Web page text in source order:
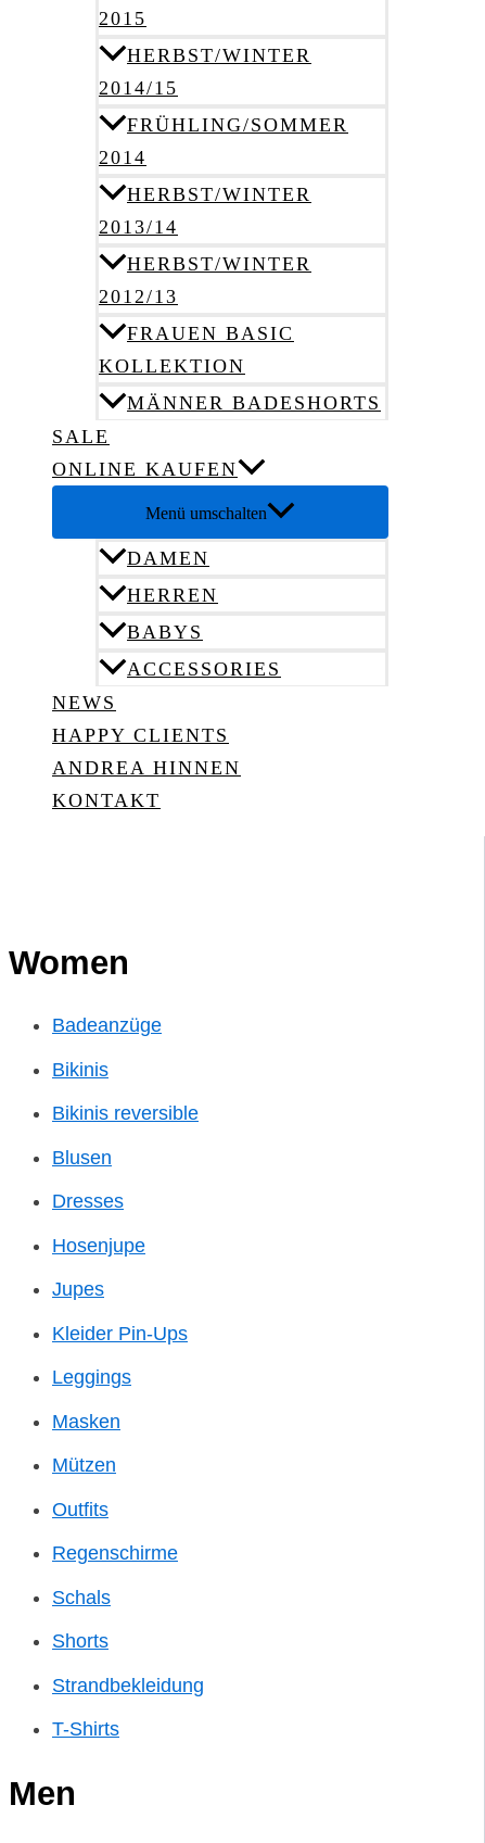
2015
HERBST/WINTER
2014/15
FRÜHLING/SOMMER
2014
HERBST/WINTER
2013/14
HERBST/WINTER
2012/13
FRAUEN BASIC
KOLLEKTION
MÄNNER BADESHORTS
SALE
ONLINE KAUFEN
Menü umschalten
DAMEN
HERREN
BABYS
ACCESSORIES
NEWS
HAPPY CLIENTS
ANDREA HINNEN
KONTAKT
Women
Badeanzüge
Bikinis
Bikinis reversible
Blusen
Dresses
Hosenjupe
Jupes
Kleider Pin-Ups
Leggings
Masken
Mützen
Outfits
Regenschirme
Schals
Shorts
Strandbekleidung
T-Shirts
Men